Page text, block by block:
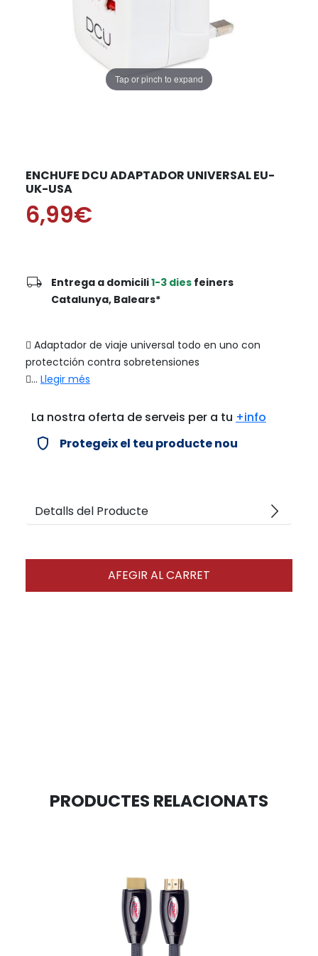
Tap or pinch to expand
ENCHUFE DCU ADAPTADOR UNIVERSAL EU-
UK-USA
6,99€
local_shipping Entrega a domicili1-3 dies feiners
Catalunya, Balears*
 Adaptador de viaje universal todo en uno con
protectción contra sobretensiones
... Llegir més
La nostra oferta de serveis per a tu +info
verified_user Protegeix el teu producte nou
Detalls del Producte arrow_forward_ios
AFEGIR AL CARRET
PRODUCTES RELACIONATS